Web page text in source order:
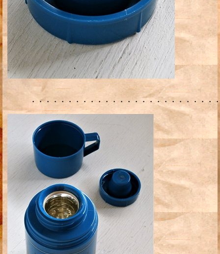
・・・・・・・・・・・・・・・・・・・・・・・・・・